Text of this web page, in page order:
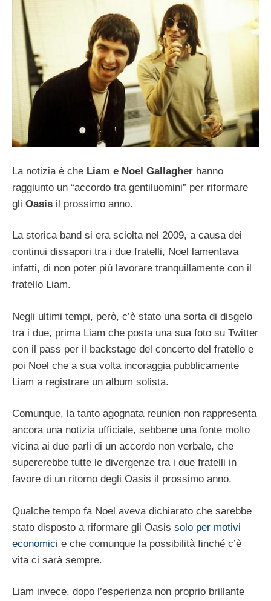
La notizia è che Liam e Noel Gallagher hanno
raggiunto un “accordo tra gentiluomini” per riformare
gli Oasis il prossimo anno.
La storica band si era sciolta nel 2009, a causa dei
continui dissapori tra i due fratelli, Noel lamentava
infatti, di non poter più lavorare tranquillamente con il
fratello Liam.
Negli ultimi tempi, però, c’è stato una sorta di disgelo
tra i due, prima Liam che posta una sua foto su Twitter
con il pass per il backstage del concerto del fratello e
poi Noel che a sua volta incoraggia pubblicamente
Liam a registrare un album solista.
Comunque, la tanto agognata reunion non rappresenta
ancora una notizia ufficiale, sebbene una fonte molto
vicina ai due parli di un accordo non verbale, che
supererebbe tutte le divergenze tra i due fratelli in
favore di un ritorno degli Oasis il prossimo anno.
Qualche tempo fa Noel aveva dichiarato che sarebbe
stato disposto a riformare gli Oasis solo per motivi
economici e che comunque la possibilità finché c’è
vita ci sarà sempre.
Liam invece, dopo l’esperienza non proprio brillante